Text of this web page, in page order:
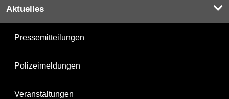
Aktuelles
Pressemitteilungen
Polizeimeldungen
Veranstaltungen